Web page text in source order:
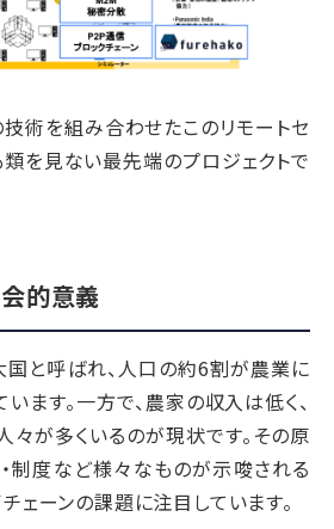
術を組み合わせたこのリモートセ
類を見ない最先端のプロジェクトで
的意義
国と呼ばれ、人口の約6割が農業に
ます。一方で、農家の収入は低く、
々が多くいるのが現状です。その原
・制度など様々なものが示唆される
ェーンの課題に注目しています。